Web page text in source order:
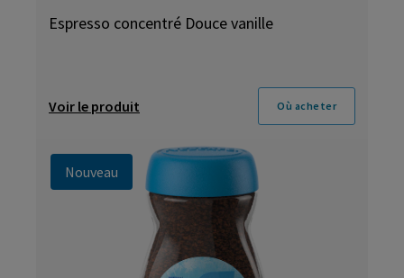
Espresso concentré Douce vanille
Voir le produit Où acheter
Nouveau